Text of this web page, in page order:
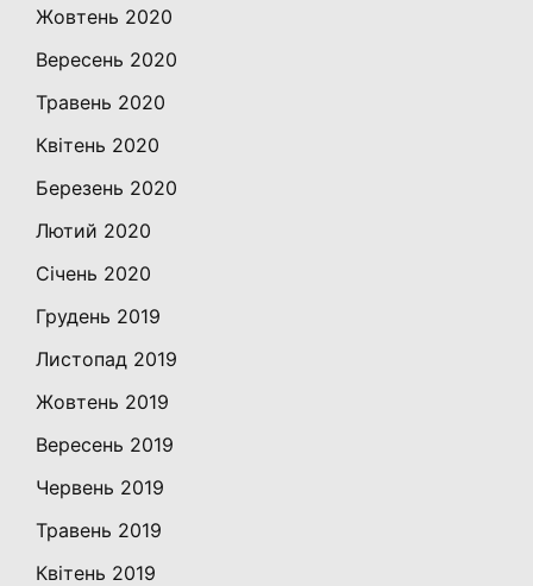
Жовтень 2020
Вересень 2020
Травень 2020
Квітень 2020
Березень 2020
Лютий 2020
Січень 2020
Грудень 2019
Листопад 2019
Жовтень 2019
Вересень 2019
Червень 2019
Травень 2019
Квітень 2019